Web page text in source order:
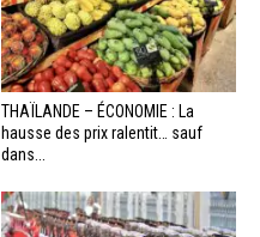
THAÏLANDE – ÉCONOMIE : La
hausse des prix ralentit… sauf
dans...